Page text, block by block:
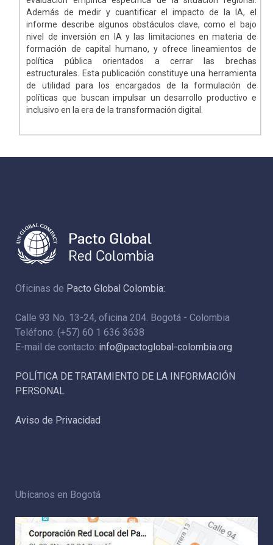
Además de medir y cuantificar el impacto de la IA, el
informe describe algunos obstáculos clave, como el bajo
nivel de inversión en IA y las limitaciones en materia de
formación de capital humano, y ofrece lineamientos de
política pública orientados a cerrar las brechas
estructurales. Esta publicación constituye una herramienta
de utilidad para los encargados de la formulación de
políticas que buscan impulsar un desarrollo productivo e
inclusivo en la era de la transformación digital.
Oficinas de Pacto Global Colombia:
Calle 93 No. 13-24, oficina 204. Bogotá - Colombia
Teléfono: (+57) 60 1 636 3638
E-mail de contacto: info@pactoglobal-colombia.org
POLÍTICA DE TRATAMIENTO DE LA INFORMACIÓN
PERSONAL
Aviso de Privacidad
Ubícanos en Bogotá